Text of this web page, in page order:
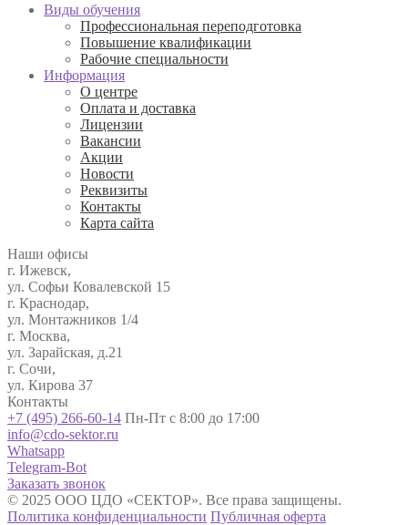
Виды обучения
Профессиональная переподготовка
Повышение квалификации
Рабочие специальности
Информация
О центре
Оплата и доставка
Лицензии
Вакансии
Акции
Новости
Реквизиты
Контакты
Карта сайта
Наши офисы
г. Ижевск,
ул. Софьи Ковалевской 15
г. Краснодар,
ул. Монтажников 1/4
г. Москва,
ул. Зарайская, д.21
г. Сочи,
ул. Кирова 37
Контакты
+7 (495) 266-60-14 Пн-Пт с 8:00 до 17:00
info@cdo-sektor.ru
Whatsapp
Telegram-Bot
Заказать звонок
© 2025 ООО ЦДО «СЕКТОР». Все права защищены.
Политика конфиденциальности Публичная оферта